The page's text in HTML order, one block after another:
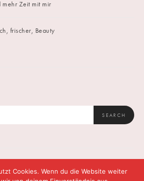
Zeit mit mir
frischer, Beauty
SEARCH
CONTACT
Cookies. Wenn du die Website weiter